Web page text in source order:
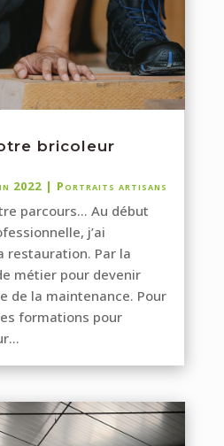
bricoleur
2022 | Portraits artisans
parcours… Au début
j’ai
restauration. Par la
métier pour devenir
de la maintenance. Pour
formations pour